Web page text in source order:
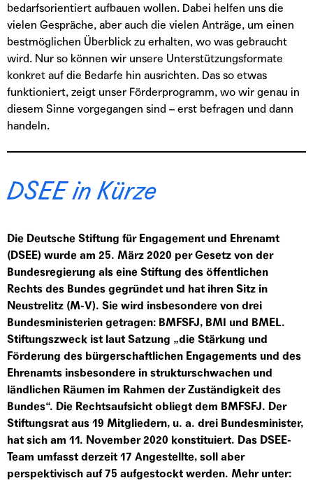
bedarfsorientiert aufbauen wollen. Dabei helfen uns die
vielen Gespräche, aber auch die vielen Anträge, um einen
bestmöglichen Überblick zu erhalten, wo was gebraucht
wird. Nur so können wir unsere Unterstützungsformate
konkret auf die Bedarfe hin ausrichten. Das so etwas
funktioniert, zeigt unser Förderprogramm, wo wir genau in
diesem Sinne vorgegangen sind – erst befragen und dann
handeln.
DSEE in Kürze
Die Deutsche Stiftung für Engagement und Ehrenamt
(DSEE) wurde am 25. März 2020 per Gesetz von der
Bundesregierung als eine Stiftung des öffentlichen
Rechts des Bundes gegründet und hat ihren Sitz in
Neustrelitz (M-V). Sie wird insbesondere von drei
Bundesministerien getragen: BMFSFJ, BMI und BMEL.
Stiftungszweck ist laut Satzung „die Stärkung und
Förderung des bürgerschaftlichen Engagements und des
Ehrenamts insbesondere in strukturschwachen und
ländlichen Räumen im Rahmen der Zuständigkeit des
Bundes“. Die Rechtsaufsicht obliegt dem BMFSFJ. Der
Stiftungsrat aus 19 Mitgliedern, u. a. drei Bundesminister,
hat sich am 11. November 2020 konstituiert. Das DSEE-
Team umfasst derzeit 17 Angestellte, soll aber
perspektivisch auf 75 aufgestockt werden. Mehr unter: